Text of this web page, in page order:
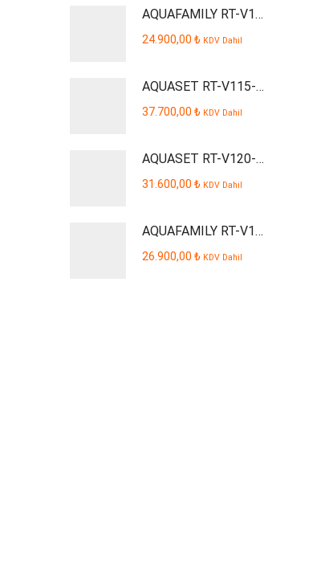
AQUAFAMILY RT-V109-P Smart Dijital Kabinli Pompalı Su Arıtma Cihazı
24.900,00 ₺ KDV Dahil
AQUASET RT-V115-P Smart Dijital Kabinli Pompalı Su Arıtma Cihazı
37.700,00 ₺ KDV Dahil
AQUASET RT-V120-P AQUSTA Smart Dijital Kabinli Pompalı Su Arıtma Cihazı
31.600,00 ₺ KDV Dahil
AQUAFAMILY RT-V110-P Smart Dijital Kabinli Pompalı Su Arıtma Cihazı
26.900,00 ₺ KDV Dahil